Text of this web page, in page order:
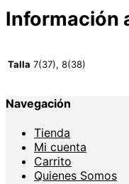
Información
Talla 7(37), 8(38)
Navegación
Tienda
Mi cuenta
Carrito
Quienes Somos